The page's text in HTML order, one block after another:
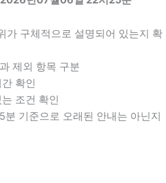
가 구체적으로 설명되어 있는지 확
제외 항목 구분
확인
조건 확인
기준으로 오래된 안내는 아닌지